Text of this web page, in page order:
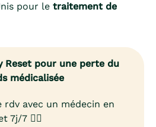
pour le traitement de
Reset pour une perte du
médicalisée
rdv avec un médecin en
7j/7 👨‍⚕️